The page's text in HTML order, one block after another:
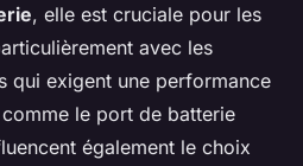
, elle est cruciale pour les
avec les
qui exigent une performance
le port de batterie
également le choix